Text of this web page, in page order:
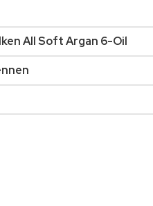
All Soft Argan 6-Oil